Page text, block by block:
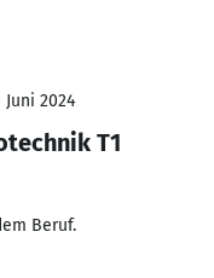
2024
T1
Beruf.